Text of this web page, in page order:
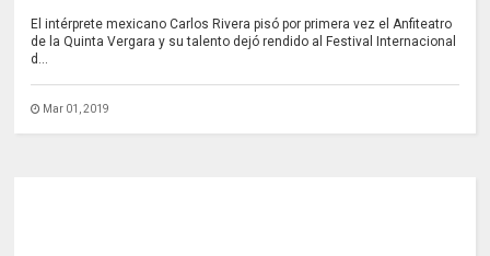
El intérprete mexicano Carlos Rivera pisó por primera vez el Anfiteatro
de la Quinta Vergara y su talento dejó rendido al Festival Internacional
d...
Mar 01, 2019